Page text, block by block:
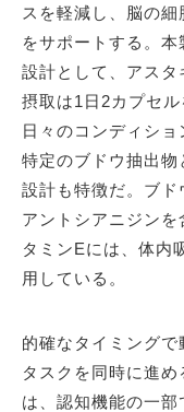
スを軽減し、脳の細
をサポートする。
設計として、アスタ
摂取は1日2カプセル
日々のコンディシ
特定のブドウ抽出
設計も特徴だ。ブド
アントシアニジン
タミンEには、体内
用している。
的確なタイミング
タスクを同時に進
は、認知機能の一